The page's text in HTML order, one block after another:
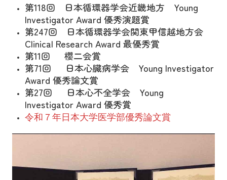
第118回 日本循環器学会近畿地方 Young
Investigator Award 優秀演題賞
第247回 日本循環器学会関東甲信越地方会
Clinical Research Award 最優秀賞
第11回 櫻二会賞
第71回 日本心臓病学会 Young Investigator
Award 優秀論文賞
第27回 日本心不全学会 Young
Investigator Award 優秀賞
令和７年日本大学医学部優秀論文賞